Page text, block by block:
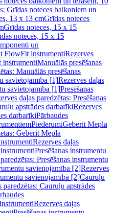
Grīdas noteces balkoniem un
13 x 13 cmGrīdas noteces
Grīdas noteces, 15 x 15
noteces, 15 x 15
un
FlowFit instrumentiRezerves
instrumentiManuālās presēšanas
Manuālās presēšanas
savietojamība [1]Rezerves daļas
savietojamība [1]Presēšanas
daļas paredzētas: Presēšanas
apstrādes darbarīkiRezerves
darbarīkiPārbaudes
PiederumiGeberit Mepla
Geberit Mepla
Rezerves daļas
Presēšanas instrumentu
Presēšanas instrumentu
savienojamība [2]Rezerves
savienojamība [2]Cauruļu
paredzētas: Cauruļu apstrādes
Rezerves daļas